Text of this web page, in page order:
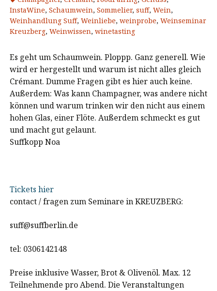
InstaWine, Schaumwein, Sommelier, suff, Wein,
Weinhandlung Suff, Weinliebe, weinprobe, Weinseminar
Kreuzberg, Weinwissen, winetasting
Es geht um Schaumwein. Ploppp. Ganz generell. Wie
wird er hergestellt und warum ist nicht alles gleich
Crémant. Dumme Fragen gibt es hier auch keine.
Außerdem: Was kann Champagner, was andere nicht
können und warum trinken wir den nicht aus einem
hohen Glas, einer Flöte. Außerdem schmeckt es gut
und macht gut gelaunt.
Suffkopp Noa
Tickets hier
contact / fragen zum Seminare in KREUZBERG:
suff@suffberlin.de
tel: 0306142148
Preise inklusive Wasser, Brot & Olivenöl. Max. 12
Teilnehmende pro Abend. Die Veranstaltungen